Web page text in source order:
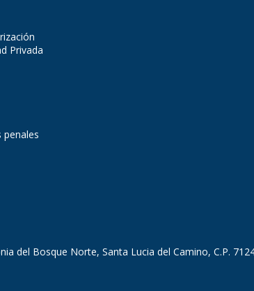
Privada
penales
del Bosque Norte, Santa Lucia del Camino, C.P.